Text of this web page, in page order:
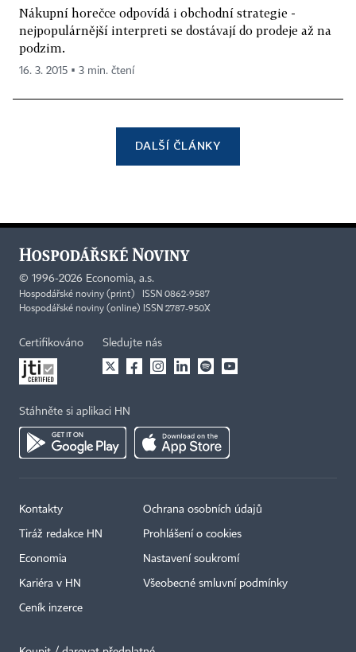
Nákupní horečce odpovídá i obchodní strategie -
nejpopulárnější interpreti se dostávají do prodeje až na
podzim.
16. 3. 2015 ▪ 3 min. čtení
DALŠÍ ČLÁNKY
© 1996-2026 Economia, a.s.
Hospodářské noviny (print) ISSN 0862-9587
Hospodářské noviny (online) ISSN 2787-950X
Certifikováno Sledujte nás
Stáhněte si aplikaci HN
Kontakty
Tiráž redakce HN
Economia
Kariéra v HN
Ceník inzerce
Ochrana osobních údajů
Prohlášení o cookies
Nastavení soukromí
Všeobecné smluvní podmínky